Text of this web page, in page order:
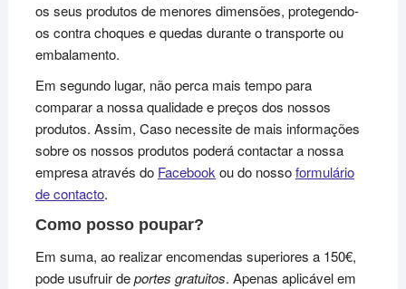
os seus produtos de menores dimensões, protegendo-
os contra choques e quedas durante o transporte ou
embalamento.
Em segundo lugar, não perca mais tempo para
comparar a nossa qualidade e preços dos nossos
produtos. Assim, Caso necessite de mais informações
sobre os nossos produtos poderá contactar a nossa
empresa através do Facebookou do nossoformulário
de contacto.
Como posso poupar?
Em suma, ao realizar encomendas superiores a 150€,
pode usufruir deportes gratuitos. Apenas aplicável em